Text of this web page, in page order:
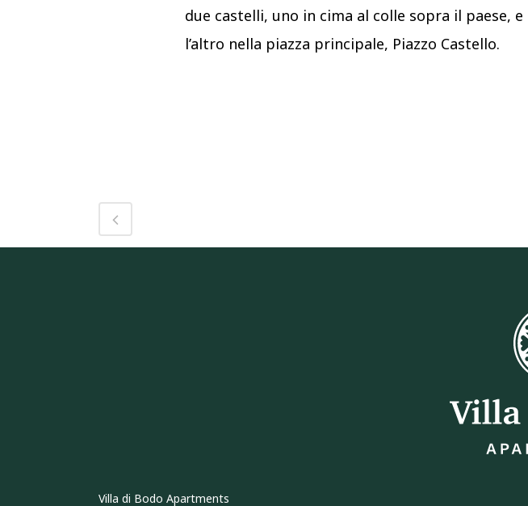
due castelli, uno in cima al colle sopra il paese, e
l’altro nella piazza principale, Piazzo Castello.
Villa di Bodo Apartments